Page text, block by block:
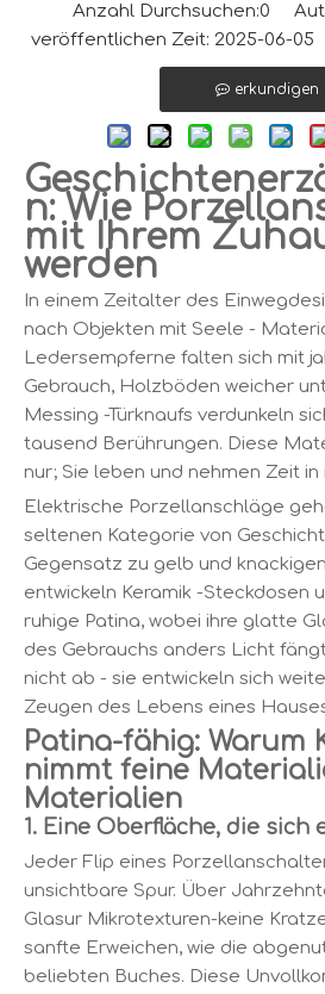
Anzahl Durchsuchen:0
veröffentlichen Zeit: 2025-06-
erkundigen
n: Wie
mit Ihrem
werden
In einem Zeitalter des
nach Objekten mit Seele -
Ledersempferne falten sich mit
Gebrauch, Holzböden weicher
Messing -Türknaufs verdunkeln
tausend Berührungen. Diese
nur; Sie leben und nehmen Zeit in
Elektrische Porzellanschläge
seltenen Kategorie von
Gegensatz zu gelb und
entwickeln Keramik -Steckdosen
ruhige Patina, wobei ihre glatte
des Gebrauchs anders Licht
nicht ab - sie entwickeln sich
Zeugen des Lebens eines
Patina-fähig: Warum
nimmt feine
Materialien
1. Eine Oberfläche, die sich
Jeder Flip eines
unsichtbare Spur. Über
Glasur Mikrotexturen-keine
sanfte Erweichen, wie die
beliebten Buches. Diese